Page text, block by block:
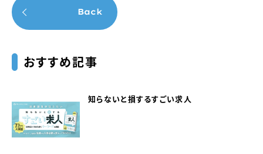
Back
おすすめ記事
知らないと損するすごい求人